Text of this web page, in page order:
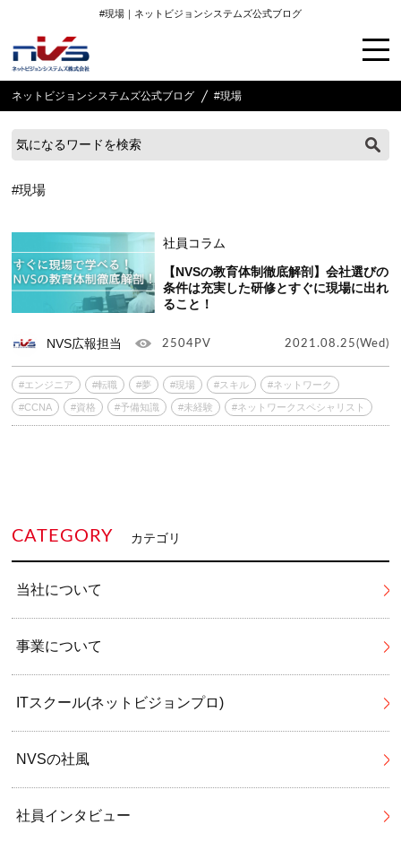
#現場｜ネットビジョンシステムズ公式ブログ
ネットビジョンシステムズ公式ブログ #現場
#現場
社員コラム
【NVSの教育体制徹底解剖】会社選びの
条件は充実した研修とすぐに現場に出れ
ること！
NVS広報担当 2504PV 2021.08.25(Wed)
#エンジニア #転職 #夢 #現場 #スキル #ネットワーク
#CCNA #資格 #予備知識 #未経験 #ネットワークスペシャリスト
CATEGORY カテゴリ
当社について
事業について
ITスクール(ネットビジョンプロ)
NVSの社風
社員インタビュー